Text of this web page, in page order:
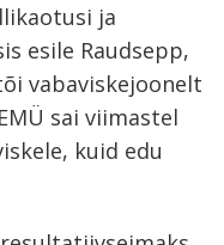
ja
esile Raudsepp,
vabaviskejoonelt
sai viimastel
kuid edu